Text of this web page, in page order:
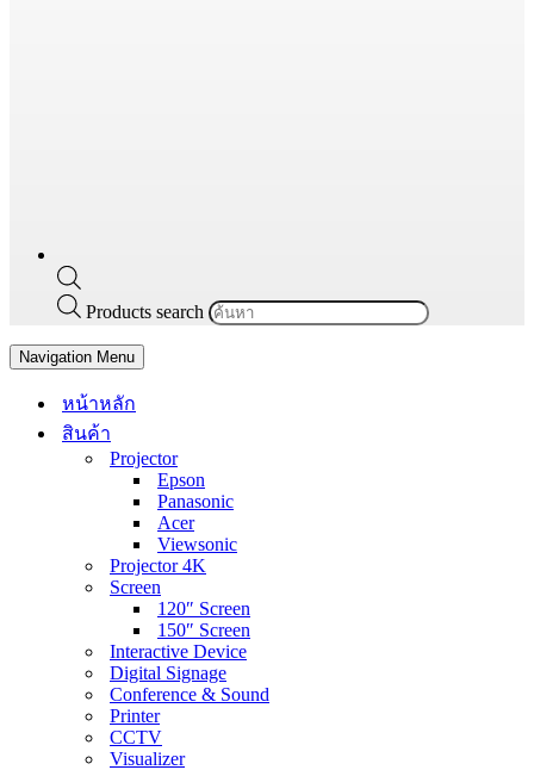
Products search
Navigation Menu
หน้าหลัก
สินค้า
Projector
Epson
Panasonic
Acer
Viewsonic
Projector 4K
Screen
120″ Screen
150″ Screen
Interactive Device
Digital Signage
Conference & Sound
Printer
CCTV
Visualizer